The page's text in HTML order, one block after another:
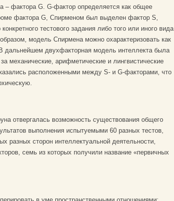
– фактора G. G-фактор определяется как общее
фактора G, Спирменом был выделен фактор S,
тестового задания либо того или иного вида
модель Спирмена можно охарактеризовать как
дальнейшем двухфакторная модель интеллекта была
механические, арифметические и лингвистические
расположенными между S- и G-факторами, что
отвергалась возможность существования общего
выполнения испытуемыми 60 разных тестов,
разных сторон интеллектуальной деятельности,
семь из которых получили название «первичных